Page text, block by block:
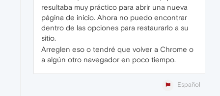
resultaba muy práctico para abrir una nueva
página de inicio. Ahora no puedo encontrar
dentro de las opciones para restaurarlo a su
sitio.
Arreglen eso o tendré que volver a Chrome o
a algún otro navegador en poco tiempo.
Español